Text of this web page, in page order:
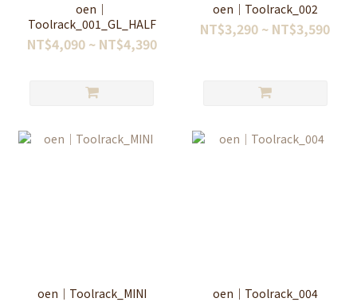
oen｜
Toolrack_001_GL_HALF
NT$4,090 ~ NT$4,390
oen｜Toolrack_002
NT$3,290 ~ NT$3,590
oen｜Toolrack_MINI oen｜Toolrack_004